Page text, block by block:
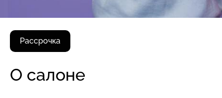
Рассрочка
О салоне